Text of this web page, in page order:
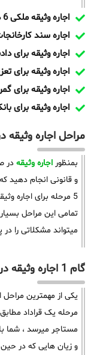
اجاره وثیقه ملکی 6 دانگ در صفی‌آباد
اجاره سند کارخانجات برای
اجاره وثیقه برای
اجاره وثیقه برای
اجاره وثیقه برای
اجاره وثیقه برای
مراحل اجاره وثیقه
بمنظور اجاره وثیقه در
و قانونی انجام دهید
5 مرحله برای اجاره
تمامی این مراحل
میتواند مشکلاتی را
گام 1 اجاره وثیقه در صفی‌آباد (عقد قرارداد)
یکی از مهمترین مراحل
مرحله یک قراداد
مستاجر میرسد ، شما
و زیان هایی که در